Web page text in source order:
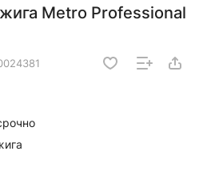
Metro Professional